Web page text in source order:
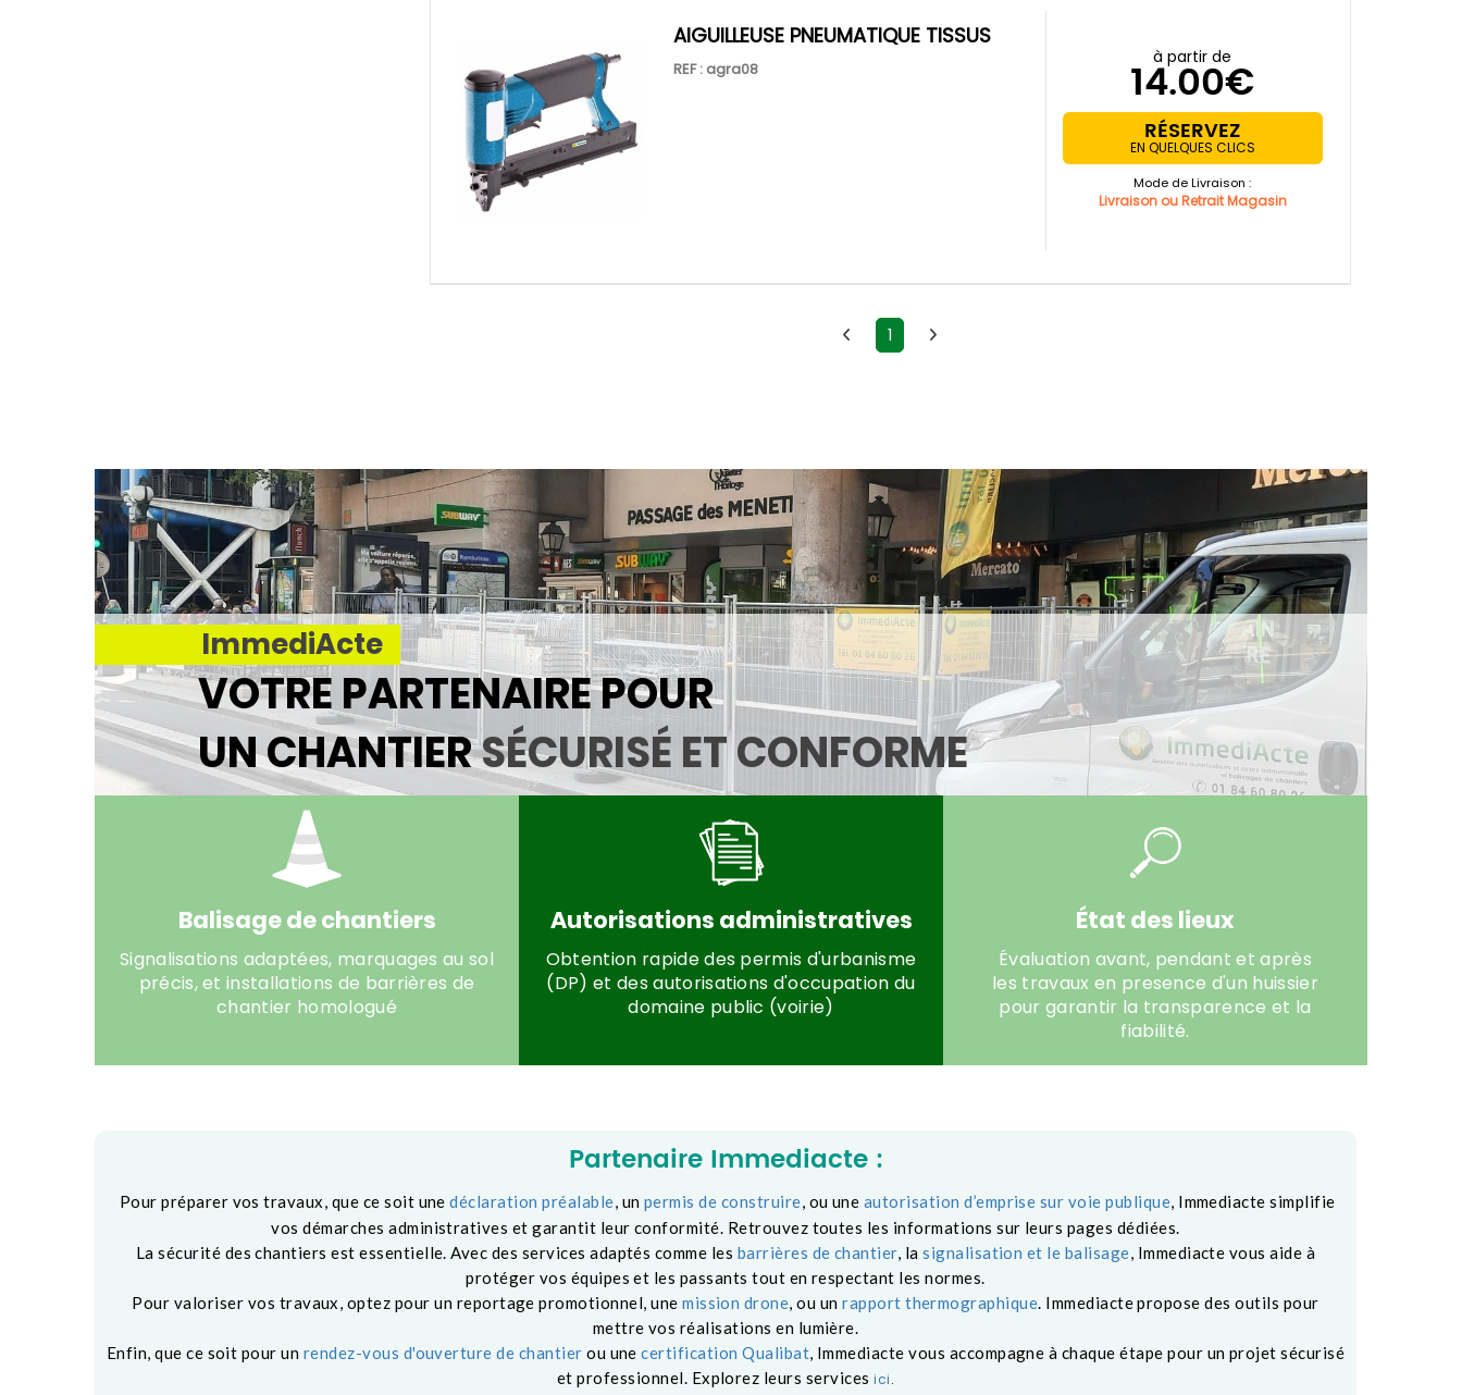
AIGUILLEUSE PNEUMATIQUE TISSUS
REF : agra08
à partir de
14.00€
RÉSERVEZ
EN QUELQUES CLICS
Mode de Livraison :
Livraison ou Retrait Magasin
1
ImmediActe
VOTRE PARTENAIRE POUR
UN CHANTIERSÉCURISÉ ET CONFORME
Balisage de chantiers
Signalisations adaptées, marquages au sol
précis, et installations de barrières de
chantier homologué
Autorisations administratives
Obtention rapide des permis d'urbanisme
(DP) et desautorisations d'occupation du
domaine public (voirie)
État des lieux
Évaluation avant, pendant et après
les travaux en presence d'un huissier
pour garantir la transparence et la
fiabilité.
Partenaire Immediacte :
Pour préparer vos travaux, que ce soit unedéclaration préalable, un permis de construire, ou une autorisation d’emprise sur voie publique, Immediacte simplifie
vos démarches administratives et garantit leur conformité. Retrouvez toutes les informations sur leurs pages dédiées.
La sécurité des chantiers est essentielle. Avec des services adaptés comme les barrières de chantier, lasignalisation et le balisage, Immediacte vous aide à
protéger vos équipes et les passants tout en respectant les normes.
Pour valoriser vos travaux, optez pour un reportage promotionnel, unemission drone, ou unrapport thermographique. Immediacte propose des outils pour
mettre vos réalisations en lumière.
Enfin, que ce soit pour un rendez-vous d'ouverture de chantier ou unecertification Qualibat, Immediacte vous accompagne à chaque étape pour un projet sécurisé
et professionnel. Explorez leurs services ici.